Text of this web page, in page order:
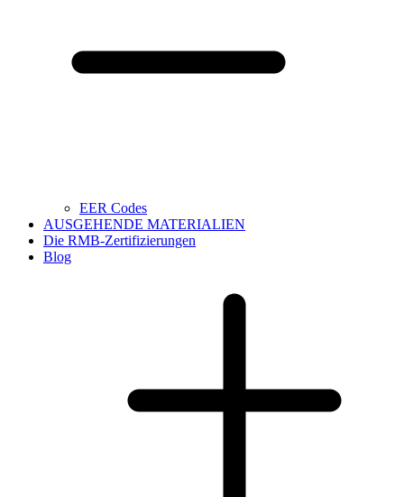
EER Codes
AUSGEHENDE MATERIALIEN
Die RMB-Zertifizierungen
Blog